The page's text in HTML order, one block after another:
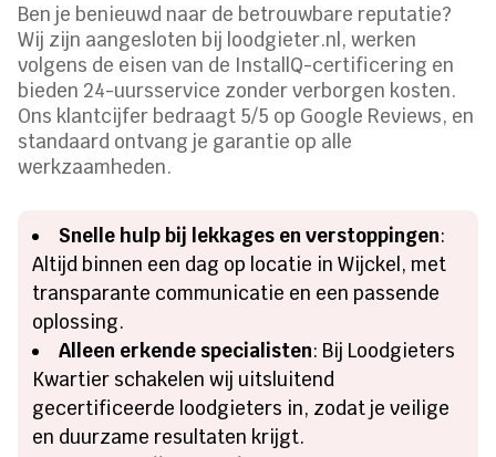
Ben je benieuwd naar de betrouwbare reputatie?
Wij zijn aangesloten bij loodgieter.nl, werken
volgens de eisen van de InstallQ-certificering en
bieden 24-uursservice zonder verborgen kosten.
Ons klantcijfer bedraagt 5/5 op Google Reviews, en
standaard ontvang je garantie op alle
werkzaamheden.
Snelle hulp bij lekkages en verstoppingen:
Altijd binnen een dag op locatie in Wijckel, met
transparante communicatie en een passende
oplossing.
Alleen erkende specialisten: Bij Loodgieters
Kwartier schakelen wij uitsluitend
gecertificeerde loodgieters in, zodat je veilige
en duurzame resultaten krijgt.